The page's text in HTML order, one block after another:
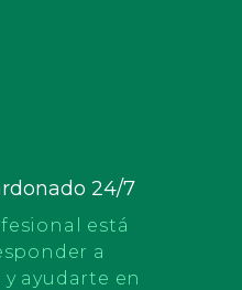
S.A.C.
EMPRESA VIP
24/7
está
a
ayudarte en